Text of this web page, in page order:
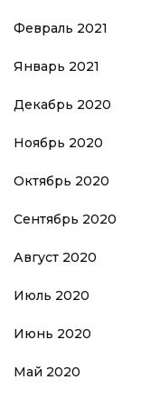
Февраль 2021
Январь 2021
Декабрь 2020
Ноябрь 2020
Октябрь 2020
Сентябрь 2020
Август 2020
Июль 2020
Июнь 2020
Май 2020